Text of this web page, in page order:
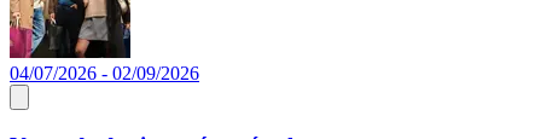
04/07/2026 - 02/09/2026